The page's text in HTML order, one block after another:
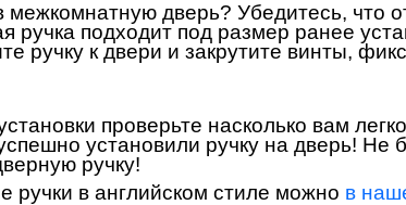
межкомнатную дверь? Убедитесь,
ручка подходит под размер ранее
ручку к двери и закрутите винты,
проверьте насколько вам
установили ручку на дверь! Не
ручку!
ручки в английском стиле можно в